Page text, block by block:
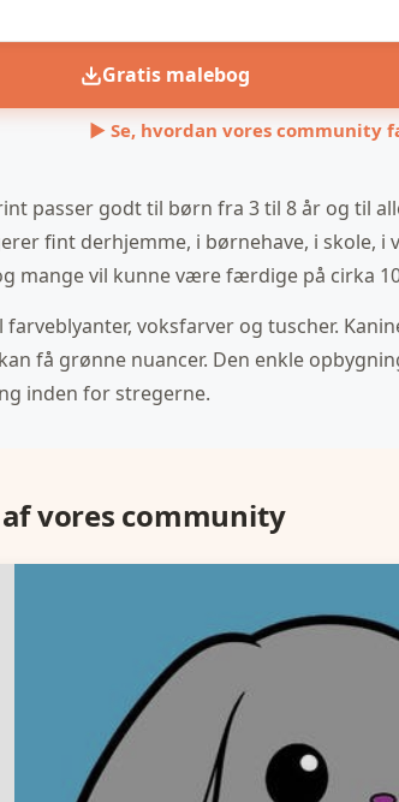
Gratis malebog
▶ Se, hvordan vores community
passer godt til børn fra 3 til 8 år og til
fint derhjemme, i børnehave, i skole,
mange vil kunne være færdige på cirka
voksfarver og tuscher.
få grønne nuancer. Den enkle
inden for stregerne.
vores community